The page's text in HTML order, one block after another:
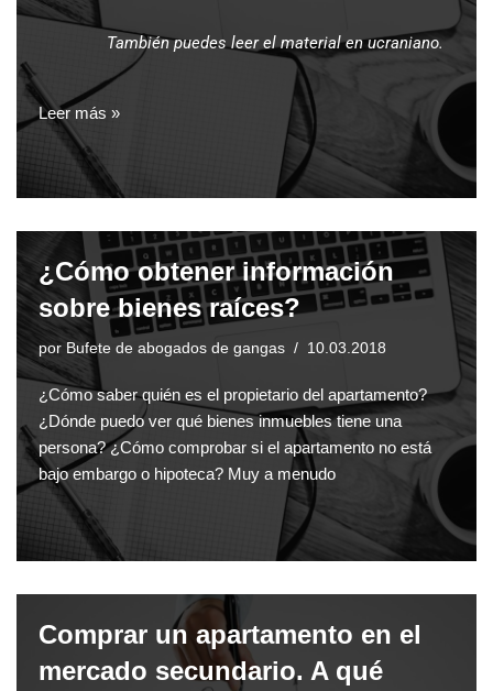
También puedes leer el material en ucraniano.
Leer más »
¿Cómo obtener información
sobre bienes raíces?
por Bufete de abogados de gangas 10.03.2018
¿Cómo saber quién es el propietario del apartamento?
¿Dónde puedo ver qué bienes inmuebles tiene una
persona? ¿Cómo comprobar si el apartamento no está
bajo embargo o hipoteca? Muy a menudo
Comprar un apartamento en el
mercado secundario. A qué